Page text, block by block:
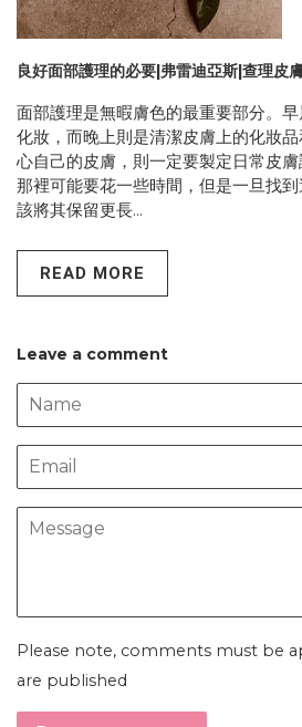
良好面部護理的必要|弗雷迪亞斯|查理皮
面部護理是無暇膚色的最重要部分。
化妝，而晚上則是清潔皮膚上的化妝
心自己的皮膚，則一定要製定日常皮
那裡可能要花一些時間，但是一旦找
該將其保留更長...
READ MORE
Leave a comment
Name
Email
Message
Please note, comments must be
are published